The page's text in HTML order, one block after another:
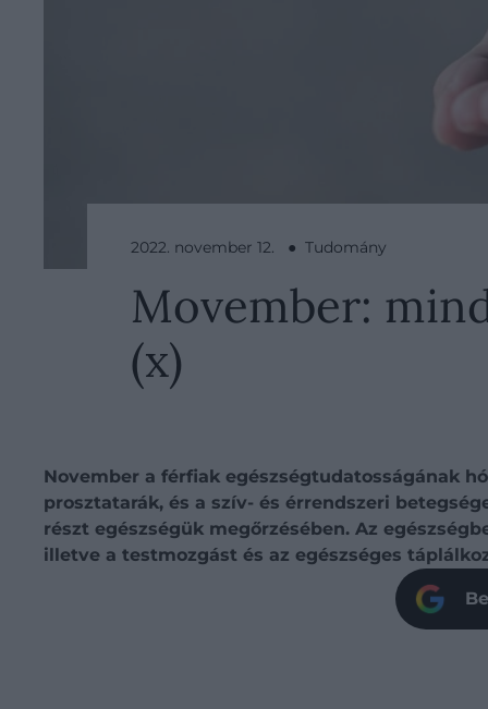
2022. november 12. ● Tudomány
Movember:
(x)
November a férfiak egészségtudatosságának
prosztatarák, és a szív- és érrendszeri
részt egészségük megőrzésében. Az
illetve a testmozgást és az egészséges